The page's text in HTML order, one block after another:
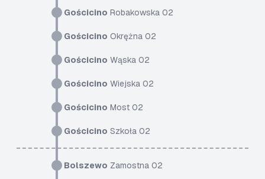
Gościcino Robakowska 02
Gościcino Okrężna 02
Gościcino Wąska 02
Gościcino Wiejska 02
Gościcino Most 02
Gościcino Szkoła 02
Bolszewo Zamostna 02